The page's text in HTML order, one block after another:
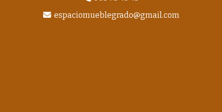
espaciomueblegrado
gmail.com